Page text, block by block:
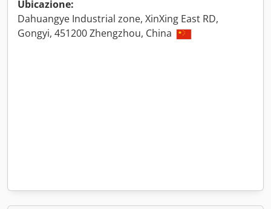
Ubicazione:
Dahuangye Industrial zone, XinXing East RD,
Gongyi, 451200 Zhengzhou, China